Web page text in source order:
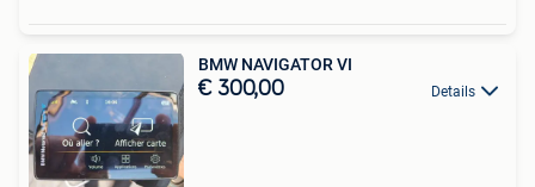
BMW NAVIGATOR VI
€ 300,00 Details